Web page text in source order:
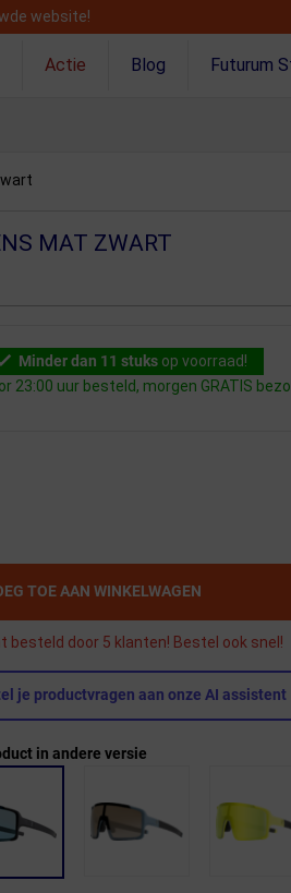
website!
Actie Blog Futurum
MAT ZWART
Minder dan 11 stuks op voorraad!
23:00 uur besteld, morgen GRATIS
TOE AAN WINKELWAGEN
besteld door 5 klanten! Bestel ook snel!
je productvragen aan onze AI assistent
in andere versie